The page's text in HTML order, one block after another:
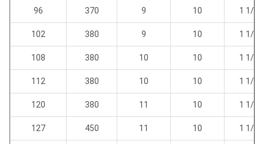
96 370 9 10 1 1/4 "
102 380 9 10 1 1/4 "
108 380 10 10 1 1/4 "
112 380 10 10 1 1/4 "
120 380 11 10 1 1/4 "
127 450 11 10 1 1/4 "